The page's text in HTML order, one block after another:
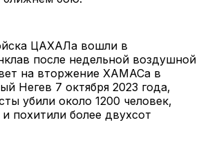
ЦАХАЛа вошли в
после недельной воздушной
на вторжение ХАМАСа в
Негев 7 октября 2023 года,
убили около 1200 человек,
похитили более двухсот